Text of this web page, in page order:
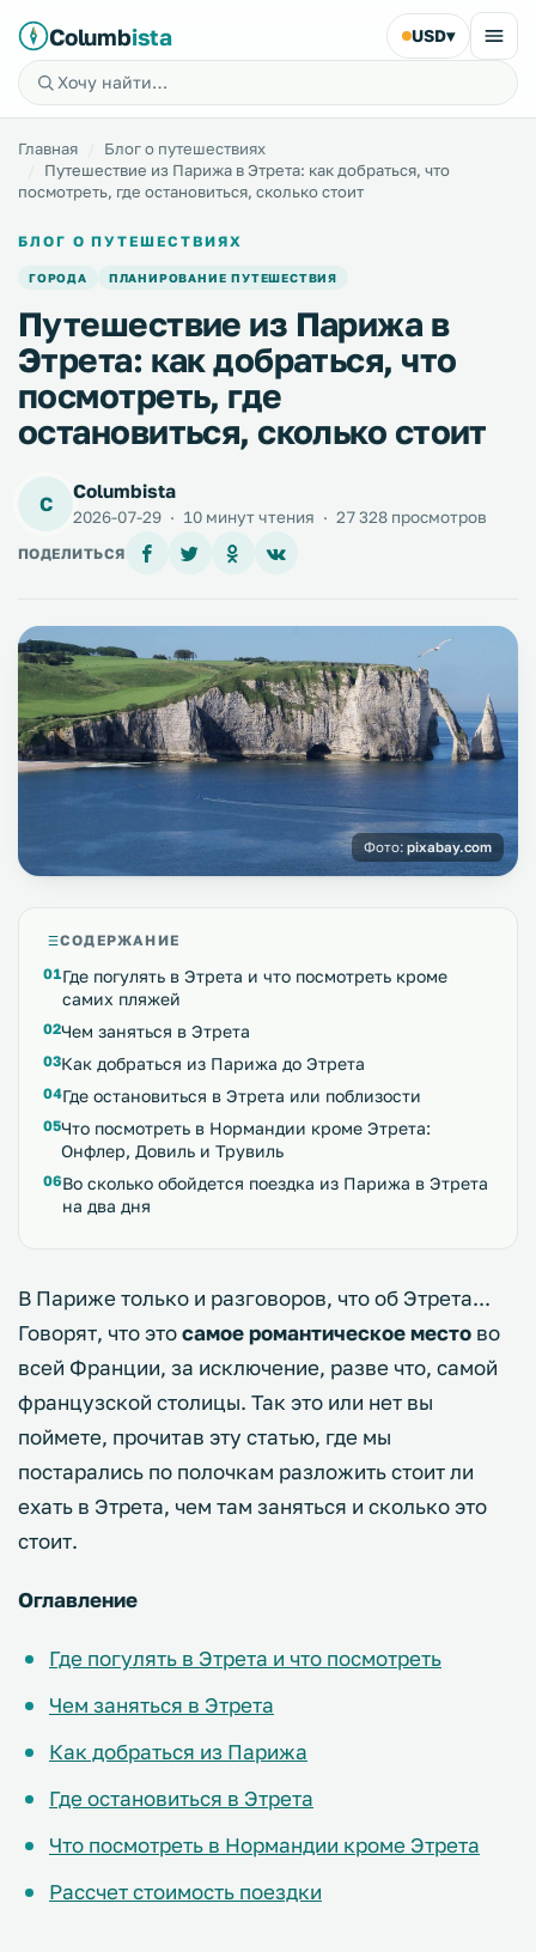
Columbista USD▾
Главная
Блог о путешествиях
Путешествие из Парижа в Этрета: как добраться, что
посмотреть, где остановиться, сколько стоит
БЛОГ О ПУТЕШЕСТВИЯХ
ГОРОДА ПЛАНИРОВАНИЕ ПУТЕШЕСТВИЯ
Путешествие из Парижа в
Этрета: как добраться, что
посмотреть, где
остановиться, сколько стоит
C
Columbista
2026-07-29 · 10 минут чтения · 27 328 просмотров
ПОДЕЛИТЬСЯ
Фото: pixabay.com
СОДЕРЖАНИЕ
Где погулять в Этрета и что посмотреть кроме
самих пляжей
Чем заняться в Этрета
Как добраться из Парижа до Этрета
Где остановиться в Этрета или поблизости
Что посмотреть в Нормандии кроме Этрета:
Онфлер, Довиль и Трувиль
Во сколько обойдется поездка из Парижа в Этрета
на два дня
В Париже только и разговоров, что об Этрета...
Говорят, что этосамое романтическое место во
всей Франции, за исключение, разве что, самой
французской столицы. Так это или нет вы
поймете, прочитав эту статью, где мы
постарались по полочкам разложить стоит ли
ехать в Этрета, чем там заняться и сколько это
стоит.
Оглавление
Где погулять в Этрета и что посмотреть
Чем заняться в Этрета
Как добраться из Парижа
Где остановиться в Этрета
Что посмотреть в Нормандии кроме Этрета
Рассчет стоимость поездки